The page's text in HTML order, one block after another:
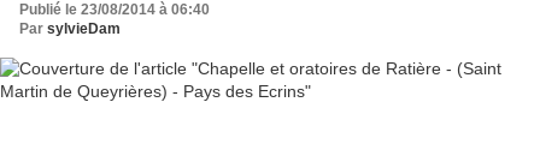
Publié le 23/08/2014 à 06:40
Par sylvieDam